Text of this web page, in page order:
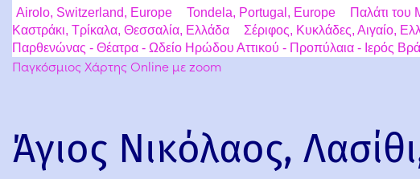
Airolo, Switzerland, Europe Tondela, Portugal, Europe Παλάτι του
Καστράκι, Τρίκαλα, Θεσσαλία, Ελλάδα
Σέριφος, Κυκλάδες, Αιγαίο,
Παρθενώνας - Θέατρα - Ωδείο Ηρώδου Αττικού - Προπύλαια - Ιερός
Παγκόσμιος Χάρτης Online με zoom
Άγιος Νικόλαος,